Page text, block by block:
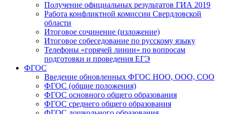
Получение официальных результатов ГИА 2019
Работа конфликтной комиссии Свердловской
области
Итоговое сочинение (изложение)
Итоговое собеседование по русскому языку
Телефоны «горячей линии» по вопросам
подготовки и проведения ЕГЭ
ФГОС
Введение обновленных ФГОС НОО, ООО, СОО
ФГОС (общие положения)
ФГОС основного общего образования
ФГОС среднего общего образования